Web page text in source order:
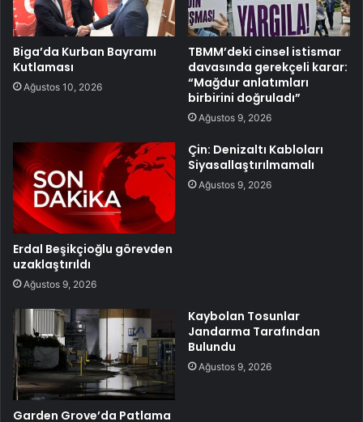
Biga’da Kurban Bayramı
Kutlaması
Ağustos 10, 2026
TBMM’deki cinsel istismar
davasında gerekçeli karar:
“Mağdur anlatımları
birbirini doğruladı”
Ağustos 9, 2026
Erdal Beşikçioğlu görevden
uzaklaştırıldı
Ağustos 9, 2026
Çin: Denizaltı Kabloları
Siyasallaştırılmamalı
Ağustos 9, 2026
Garden Grove’da Patlama
Kaybolan Tosunlar
Jandarma Tarafından
Bulundu
Ağustos 9, 2026